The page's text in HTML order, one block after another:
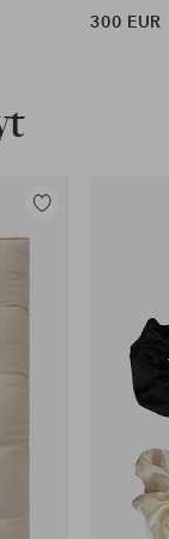
300 EUR
Lisää
suosikkeihin